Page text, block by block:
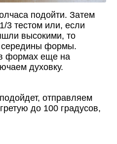
подойти. Затем
тестом или, если
высокими, то
середины формы.
формах еще на
духовку.
отправляем
до 100 градусов,